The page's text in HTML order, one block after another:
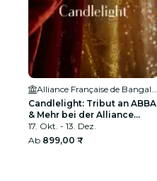
Candlelight: Tribut an ABBA
& Mehr bei der Alliance
Française
17. Okt. - 13. Dez.
Ab 899,00 ₹